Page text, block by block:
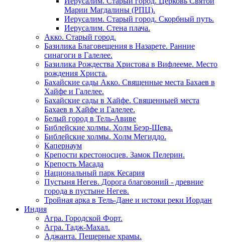
Марии Магдалины (РПЦ).
Иерусалим. Старый город. Скорбный путь.
Иерусалим. Стена плача.
Акко. Старый город.
Базилика Благовещения в Назарете. Ранние
синагоги в Галелее.
Базилика Рождества Христова в Вифлееме. Место
рождения Христа.
Бахайские сады Акко. Священные места Бахаев в
Хайфе и Галелее.
Бахайские сады в Хайфе. Священныей места
Бахаев в Хайфе и Галелее.
Белый город в Тель-Авиве
Библейские холмы. Холм Беэр-Шева.
Библейские холмы. Холм Мегиддо.
Капернаум
Крепости крестоносцев. Замок Пелерин.
Крепость Масада
Национальный парк Кесария
Пустыня Негев. Дорога благовоний - древние
города в пустыне Негев.
Тройная арка в Тель-Дане и истоки реки Иордан
Индия
Агра. Городской Форт.
Агра. Тадж-Махал.
Аджанта. Пещерные храмы.